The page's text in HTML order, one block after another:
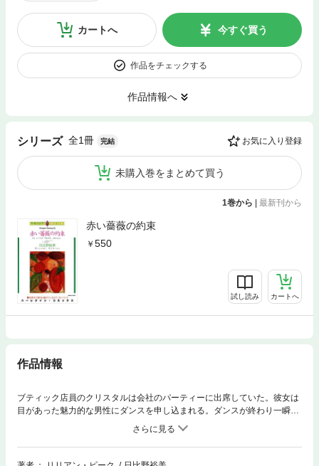
カートへ 今すぐ買う
作品をチェックする
作品情報へ
シリーズ 全1冊 完結 お気に入り登録
未購入巻をまとめて買う
1巻から | 最新刊から
赤い薔薇の約束
550
試し読み カートへ
作品情報
ブティック店員のクリスタルは会社のパーティーに出席していた。彼女は
目があった魅力的な男性にダンスを申し込まれる。ダンスが終わり一瞬ラ
イトが消えた後、彼の姿はもなくなっていた。 やがて表彰式で舞台に上
がった彼女は息をのむ。ダンスの相手は親会社の社長だった！しかも２週
間後、彼と衝突する事になり・・・。